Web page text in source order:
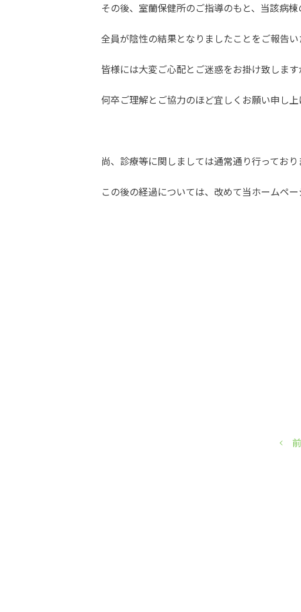
その後、室蘭保健所のご指導のもと、当該病
全員が陰性の結果となりましたことをご報告い
皆様には大変ご心配とご迷惑をお掛け致しま
何卒ご理解とご協力のほど宜しくお願い申し上
尚、診療等に関しましては通常通り行ってお
この後の経過については、改めて当ホームペー
社会医療
院 長